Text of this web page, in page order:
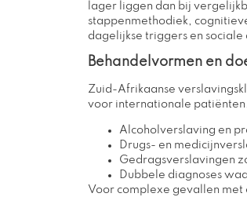
lager liggen dan bij
stappenmethodiek,
dagelijkse triggers en sociale
Behandelvormen en
Zuid-Afrikaanse
voor internationale
Alcoholverslaving en
Drugs- en
Gedragsverslavingen
Dubbele diagnoses
Voor complexe gevallen met